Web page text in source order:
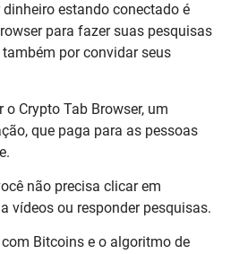
estando conectado é
para fazer suas pesquisas
por convidar seus
Crypto Tab Browser, um
que paga para as pessoas
não precisa clicar em
vídeos ou responder pesquisas.
Bitcoins e o algoritmo de